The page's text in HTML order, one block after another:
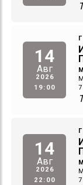
14
Авг
2026
19:00
7
14
Авг
2026
22:00
7